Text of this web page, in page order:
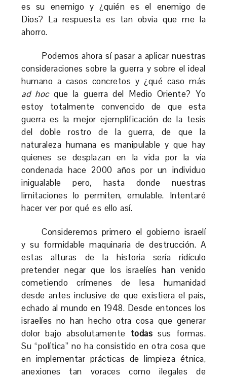
es su enemigo y ¿quién es el enemigo de
Dios? La respuesta es tan obvia que me la
ahorro.
Podemos ahora sí pasar a aplicar nuestras
consideraciones sobre la guerra y sobre el ideal
humano a casos concretos y ¿qué caso más
ad hocque la guerra del Medio Oriente? Yo
estoy totalmente convencido de que esta
guerra es la mejor ejemplificación de la tesis
del doble rostro de la guerra, de que la
naturaleza humana es manipulable y que hay
quienes se desplazan en la vida por la vía
condenada hace 2000 años por un individuo
inigualable pero, hasta donde nuestras
limitaciones lo permiten, emulable. Intentaré
hacer ver por qué es ello así.
Consideremos primero el gobierno israelí
y su formidable maquinaria de destrucción. A
estas alturas de la historia sería ridículo
pretender negar que los israelíes han venido
cometiendo crímenes de lesa humanidad
desde antes inclusive de que existiera el país,
echado al mundo en 1948. Desde entonces los
israelíes no han hecho otra cosa que generar
dolor bajo absolutamente todas sus formas.
Su “política” no ha consistido en otra cosa que
en implementar prácticas de limpieza étnica,
anexiones tan voraces como ilegales de